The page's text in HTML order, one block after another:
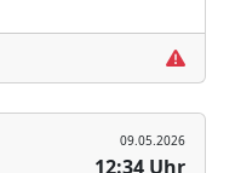
09.05.2026
12:34 Uhr